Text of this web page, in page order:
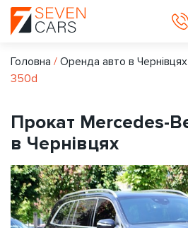
Головна / Оренда авто в Чернівцях
350d
Прокат Mercedes-
в Чернівцях